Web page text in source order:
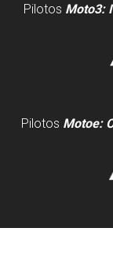
Pilotos Moto3:
Pilotos Motoe: